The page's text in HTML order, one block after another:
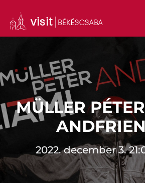
MÜLLER
2022. december 3.